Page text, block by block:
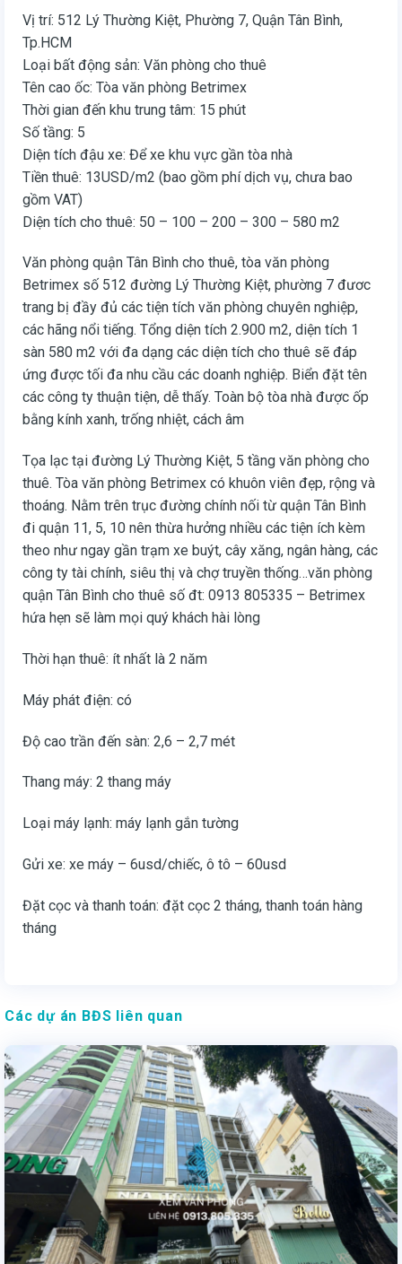
Vị trí: 512 Lý Thường Kiệt, Phường 7, Quận Tân Bình,
Tp.HCM
Loại bất động sản: Văn phòng cho thuê
Tên cao ốc: Tòa văn phòng Betrimex
Thời gian đến khu trung tâm: 15 phút
Số tầng: 5
Diện tích đậu xe: Để xe khu vực gần tòa nhà
Tiền thuê: 13USD/m2 (bao gồm phí dịch vụ, chưa bao
gồm VAT)
Diện tích cho thuê: 50 – 100 – 200 – 300 – 580 m2
Văn phòng quận Tân Bình cho thuê, tòa văn phòng
Betrimex số 512 đường Lý Thường Kiệt, phường 7 đươc
trang bị đầy đủ các tiện tích văn phòng chuyên nghiệp,
các hãng nổi tiếng. Tổng diện tích 2.900 m2, diện tích 1
sàn 580 m2 với đa dạng các diện tích cho thuê sẽ đáp
ứng được tối đa nhu cầu các doanh nghiệp. Biển đặt tên
các công ty thuận tiện, dễ thấy. Toàn bộ tòa nhà được ốp
bằng kính xanh, trống nhiệt, cách âm
Tọa lạc tại đường Lý Thường Kiệt, 5 tầng văn phòng cho
thuê. Tòa văn phòng Betrimex có khuôn viên đẹp, rộng và
thoáng. Nằm trên trục đường chính nối từ quận Tân Bình
đi quận 11, 5, 10 nên thừa hưởng nhiều các tiện ích kèm
theo như ngay gần trạm xe buýt, cây xăng, ngân hàng, các
công ty tài chính, siêu thị và chợ truyền thống…văn phòng
quận Tân Bình cho thuê số đt: 0913 805335 – Betrimex
hứa hẹn sẽ làm mọi quý khách hài lòng
Thời hạn thuê: ít nhất là 2 năm
Máy phát điện: có
Độ cao trần đến sàn: 2,6 – 2,7 mét
Thang máy: 2 thang máy
Loại máy lạnh: máy lạnh gắn tường
Gửi xe: xe máy – 6usd/chiếc, ô tô – 60usd
Đặt cọc và thanh toán: đặt cọc 2 tháng, thanh toán hàng
tháng
Các dự án BĐS liên quan